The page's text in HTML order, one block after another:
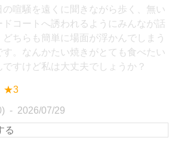
の喧騒を遠くに聞きながら歩く、無い
ドコートへ誘われるようにみんなが話
どちらも簡単に場面が浮かんでしまう
す。なんかたい焼きがとても食べたい
ですけど私は大丈夫でしょうか？
★3
2026/07/29